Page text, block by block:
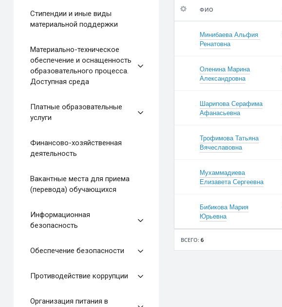
Стипендии и иные виды
материальной поддержки
Материально-техническое
обеспечение и оснащенность
образовательного процесса.
Доступная среда
Платные образовательные
услуги
Финансово-хозяйственная
деятельность
Вакантные места для приема
(перевода) обучающихся
Информационная
безопасность
Обеспечение безопасности
Противодействие коррупции
Организация питания в
Должность
По умолчанию
ФИО
Минибаева Альфия
Ренатовна
Оленина Марина
Александровна
Шарипова Серафима
Афанасьевна
Трофимова Татьяна
Вячеславовна
Мухаммадиева
Елизавета Сергеевна
Бибикова Мария
Юрьевна
ВСЕГО: 6